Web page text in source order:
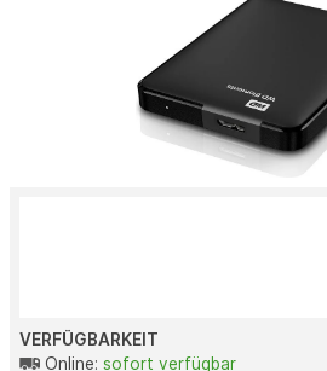
VERFÜGBARKEIT
Online: sofort verfügbar